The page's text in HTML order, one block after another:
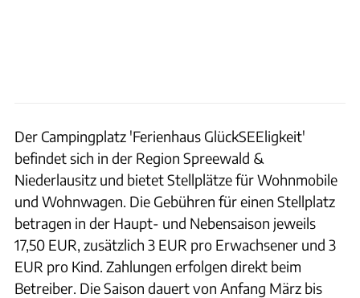
Der Campingplatz 'Ferienhaus GlückSEEligkeit'
befindet sich in der Region Spreewald &
Niederlausitz und bietet Stellplätze für Wohnmobile
und Wohnwagen. Die Gebühren für einen Stellplatz
betragen in der Haupt- und Nebensaison jeweils
17,50 EUR, zusätzlich 3 EUR pro Erwachsener und 3
EUR pro Kind. Zahlungen erfolgen direkt beim
Betreiber. Die Saison dauert von Anfang März bis